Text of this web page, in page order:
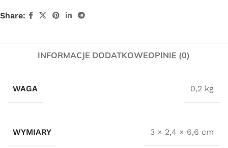
Share:
INFORMACJE DODATKOWEOPINIE (0)
WAGA 0,2 kg
WYMIARY 3 × 2,4 × 6,6 cm